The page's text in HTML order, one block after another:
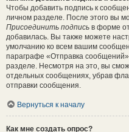
Чтобы добавить подпись к
личном разделе. После этого вы
Присоединить подпись в форме
добавилась. Вы также можете
умолчанию ко всем вашим
параграфе «Отправка
разделе. Несмотря на это, вы
отдельных сообщениях, убрав
отправки сообщения.
Вернуться к началу
Как мне создать опрос?